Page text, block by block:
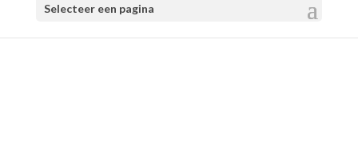
Selecteer een pagina